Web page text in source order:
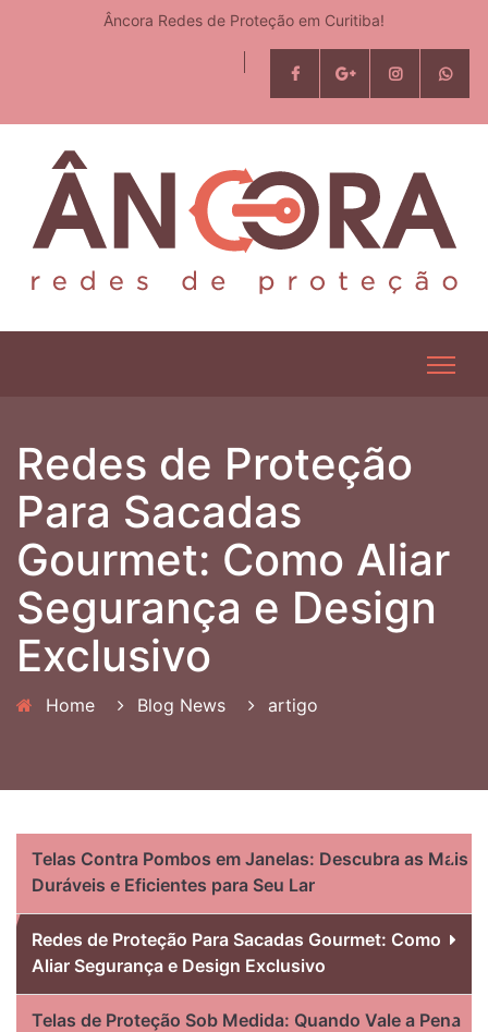
Âncora Redes de Proteção em Curitiba!
Redes de Proteção
Para Sacadas
Gourmet: Como Aliar
Segurança e Design
Exclusivo
Home Blog News artigo
Telas Contra Pombos em Janelas: Descubra as Mais
Duráveis e Eficientes para Seu Lar
Redes de Proteção Para Sacadas Gourmet: Como
Aliar Segurança e Design Exclusivo
Telas de Proteção Sob Medida: Quando Vale a Pena